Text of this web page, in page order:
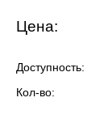
Цена:
Доступность:
Кол-во: